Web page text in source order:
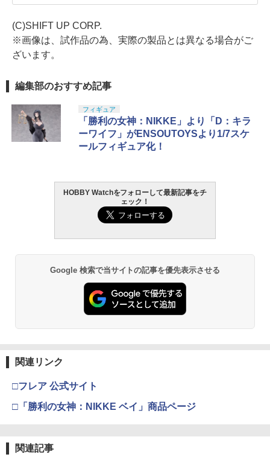
(C)SHIFT UP CORP.
※画像は、試作品の為、実際の製品とは異なる場合がご
ざいます。
編集部のおすすめ記事
フィギュア
「勝利の女神：NIKKE」より「D：キラ
ーワイフ」がENSOUTOYSより1/7スケ
ールフィギュア化！
HOBBY Watchをフォローして最新記事をチ
ェック！
Google 検索で当サイトの記事を優先表示させる
関連リンク
□フレア 公式サイト
□「勝利の女神：NIKKE ベイ」商品ページ
関連記事